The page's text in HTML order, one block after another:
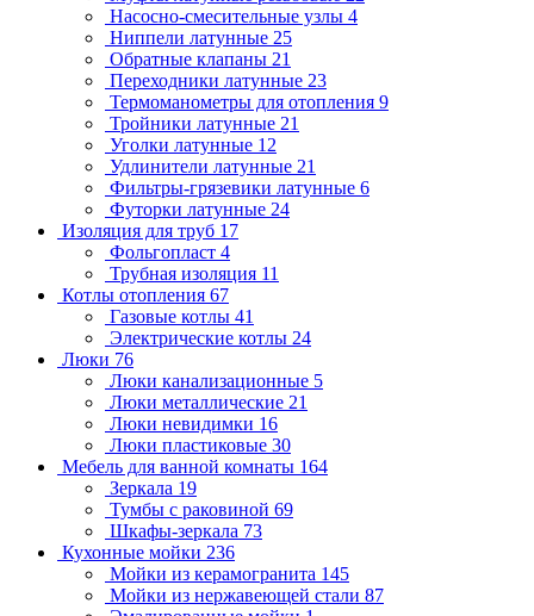
Насосно-смесительные узлы 4
Ниппели латунные 25
Обратные клапаны 21
Переходники латунные 23
Термоманометры для отопления 9
Тройники латунные 21
Уголки латунные 12
Удлинители латунные 21
Фильтры-грязевики латунные 6
Футорки латунные 24
Изоляция для труб 17
Фольгопласт 4
Трубная изоляция 11
Котлы отопления 67
Газовые котлы 41
Электрические котлы 24
Люки 76
Люки канализационные 5
Люки металлические 21
Люки невидимки 16
Люки пластиковые 30
Мебель для ванной комнаты 164
Зеркала 19
Тумбы с раковиной 69
Шкафы-зеркала 73
Кухонные мойки 236
Мойки из керамогранита 145
Мойки из нержавеющей стали 87